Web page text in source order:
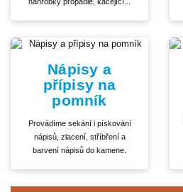
Nápisy a
přípisy na
pomník
Provádíme sekání i pískování
nápisů, zlacení, stříbření a
barvení nápisů do kamene.